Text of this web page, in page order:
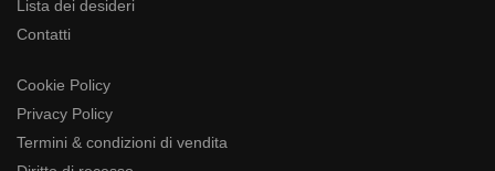
Lista dei desideri
Contatti
Cookie Policy
Privacy Policy
Termini & condizioni di vendita